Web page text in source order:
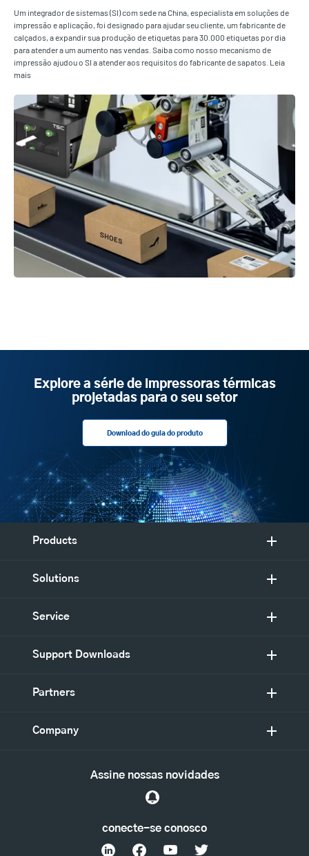
Um integrador de sistemas (SI) com sede na China, especialista em soluções de
impressão e aplicação, foi designado para ajudar seu cliente, um fabricante de
calçados, a expandir sua produção de etiquetas para 30.000 etiquetas por dia
para atender a um aumento nas vendas. Saiba como nosso mecanismo de
impressão ajudou o SI a atender aos requisitos do fabricante de sapatos. Leia
mais
Explore a série de impressoras térmicas
projetadas para o seu setor
Download do guia do produto
Products
Solutions
Service
Support Downloads
Partners
Company
conecte-se conosco
Assine nossas novidades